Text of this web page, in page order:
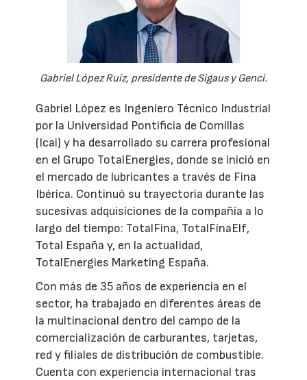
Gabriel López Ruiz, presidente de Sigaus y Genci.
Gabriel López es Ingeniero Técnico Industrial
por la Universidad Pontificia de Comillas
(Icai) y ha desarrollado su carrera profesional
en el Grupo TotalEnergies, donde se inició en
el mercado de lubricantes a través de Fina
Ibérica. Continuó su trayectoria durante las
sucesivas adquisiciones de la compañía a lo
largo del tiempo: TotalFina, TotalFinaElf,
Total España y, en la actualidad,
TotalEnergies Marketing España.
Con más de 35 años de experiencia en el
sector, ha trabajado en diferentes áreas de
la multinacional dentro del campo de la
comercialización de carburantes, tarjetas,
red y filiales de distribución de combustible.
Cuenta con experiencia internacional tras